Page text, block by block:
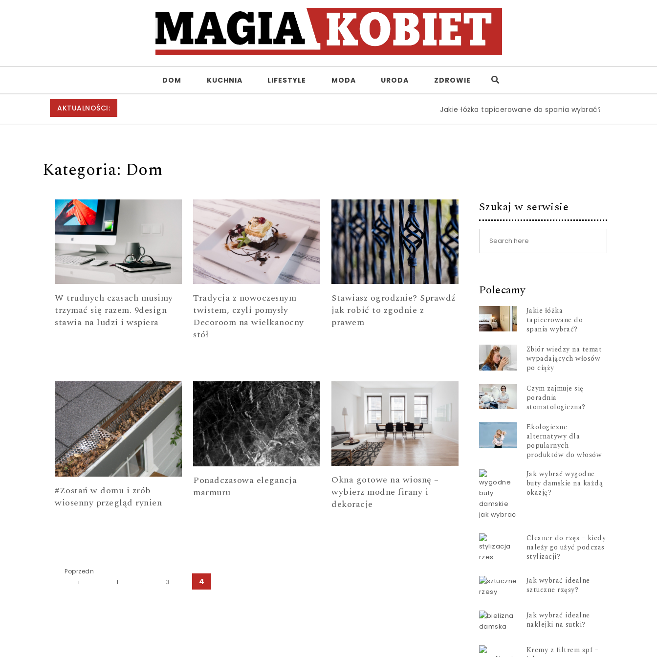
DOM KUCHNIA LIFESTYLE MODA URODA ZDROWIE
AKTUALNOŚCI: Jakie łóżka tapicerowane do spania wybrać? |
Kategoria: Dom
W trudnych czasach musimy
trzymać się razem. 9design
stawia na ludzi i wspiera
Tradycja z nowoczesnym
twistem, czyli pomysły
Decoroom na wielkanocny
stół
Stawiasz ogrodznie? Sprawdź
jak robić to zgodnie z
prawem
#Zostań w domu i zrób
wiosenny przegląd rynien
Ponadczasowa elegancja
marmuru
Okna gotowe na wiosnę –
wybierz modne firany i
dekoracje
Stronicowanie wpisów
Poprzedn
i
1 … 3 4
Szukaj w serwisie
Polecamy
Jakie łóżka
tapicerowane do
spania wybrać?
Zbiór wiedzy na temat
wypadających włosów
po ciąży
Czym zajmuje się
poradnia
stomatologiczna?
Ekologiczne
alternatywy dla
popularnych
produktów do włosów
Jak wybrać wygodne
buty damskie na każdą
okazję?
Cleaner do rzęs – kiedy
należy go użyć podczas
stylizacji?
Jak wybrać idealne
sztuczne rzęsy?
Jak wybrać idealne
naklejki na sutki?
Kremy z filtrem spf –